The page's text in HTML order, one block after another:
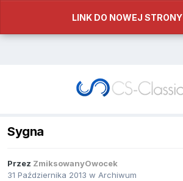
LINK DO NOWEJ STRONY
Sygna
Przez ZmiksowanyOwocek
31 Października 2013 w Archiwum